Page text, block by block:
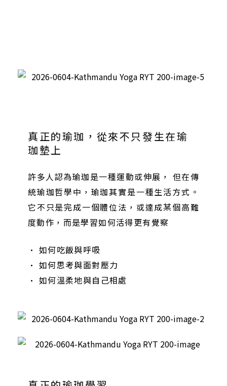
真正的瑜珈，從來不只發生在瑜
珈墊上
許多人認為瑜珈是一種運動或伸展， 但在傳
統瑜珈哲學中，瑜珈其實是一種生活方式。
它不只是完成一個體位法，或達成某個高難
度動作，而是學習如何活得更有覺察
• 如何吃飯與呼吸
• 如何思考與面對壓力
• 如何溫柔地與自己相處